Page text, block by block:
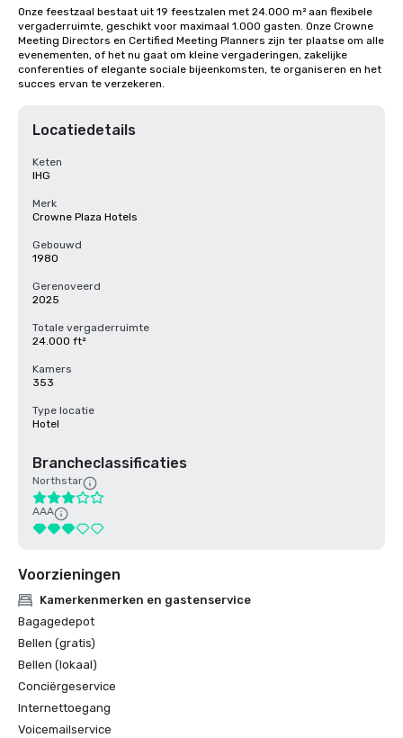
Onze feestzaal bestaat uit 19 feestzalen met 24.000 m² aan flexibele
vergaderruimte, geschikt voor maximaal 1.000 gasten. Onze Crowne
Meeting Directors en Certified Meeting Planners zijn ter plaatse om alle
evenementen, of het nu gaat om kleine vergaderingen, zakelijke
conferenties of elegante sociale bijeenkomsten, te organiseren en het
succes ervan te verzekeren.
Locatiedetails
Keten
IHG
Merk
Crowne Plaza Hotels
Gebouwd
1980
Gerenoveerd
2025
Totale vergaderruimte
24.000 ft²
Kamers
353
Type locatie
Hotel
Brancheclassificaties
Northstar
AAA
Voorzieningen
Kamerkenmerken en gastenservice
Bagagedepot
Bellen (gratis)
Bellen (lokaal)
Conciërgeservice
Internettoegang
Voicemailservice